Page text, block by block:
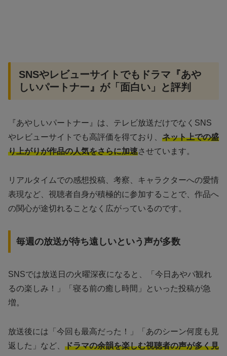
SNSやレビューサイトでもドラマ『あや
しいパートナー』が「面白い」と評判
『あやしいパートナー』は、テレビ放送だけでなくSNS
やレビューサイトでも高評価を得ており、 ネット上での盛
り上がりが作品の人気をさらに加速させています。
リアルタイムでの感想投稿、考察、キャラクターへの愛情
表現など、視聴者自身が積極的に参加することで、作品へ
の関心が途切れることなく広がっているのです。
毎週の放送が待ち遠しいという声が多数
SNSでは放送日の火曜深夜になると、「今日あやパ観れ
るの楽しみ！」「寝る前の癒し時間」といった投稿が急
増。
放送後には「今回も最高だった！」「あのシーン何度も見
返した」など、 ドラマの余韻を楽しむ視聴者の声が多く見